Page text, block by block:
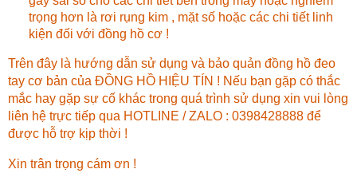
trọng hơn là rơi rụng kim , mặt số hoặc các chi tiết linh
kiện đối với đồng hồ cơ !
Trên đây là hướng dẫn sử dụng và bảo quản đồng hồ đeo
tay cơ bản của ĐỒNG HỒ HIỆU TÍN ! Nếu bạn gặp có thắc
mắc hay gặp sự cố khác trong quá trình sử dụng xin vui lòng
liên hệ trực tiếp qua HOTLINE / ZALO : 0398428888 để
được hỗ trợ kịp thời !
Xin trân trọng cám ơn !